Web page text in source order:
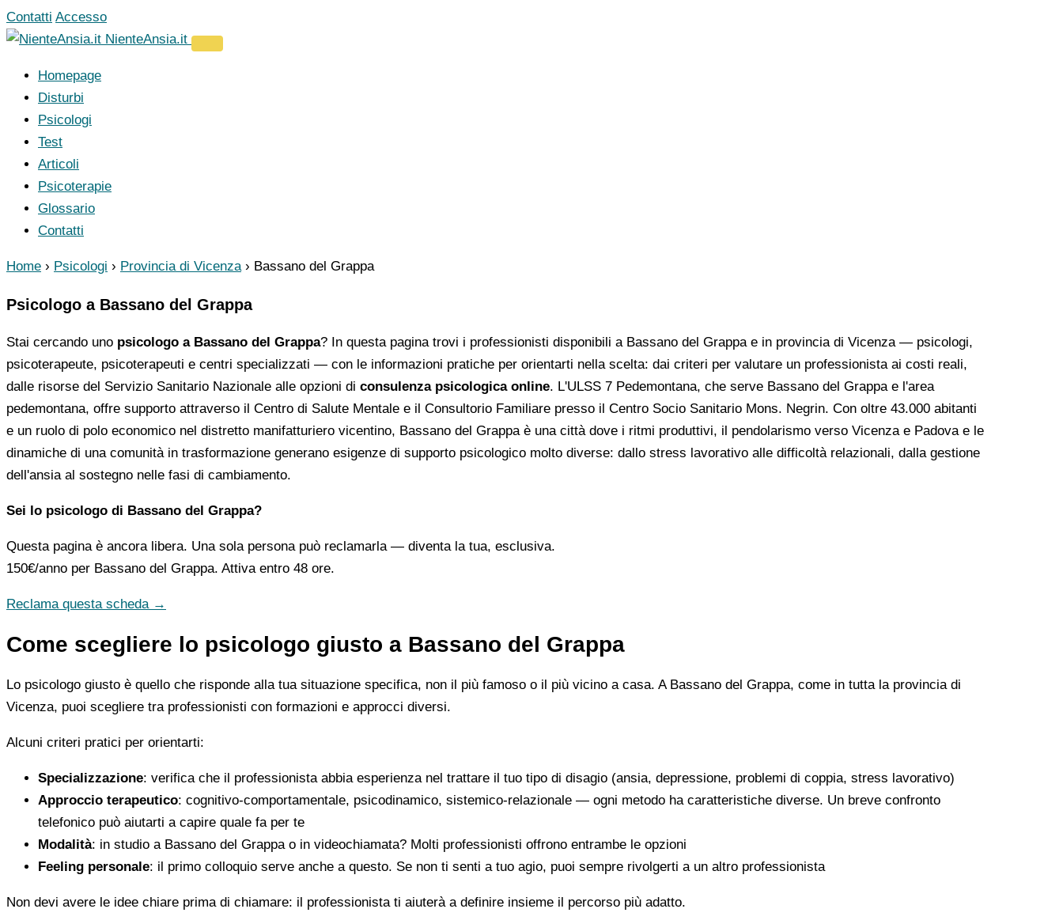
Vai
al
Contatti Accesso
NienteAnsia.it
Homepage
Disturbi
Psicologi
Test
Articoli
Psicoterapie
Glossario
Contatti
Home › Psicologi › Provincia di Vicenza › Bassano del Grappa
Psicologo a Bassano del Grappa
Stai cercando uno psicologo a Bassano del Grappa? In questa pagina trovi i professionisti disponibili a Bassano del Grappa e in provincia di Vicenza — psicologi,
psicoterapeute, psicoterapeuti e centri specializzati — con le informazioni pratiche per orientarti nella scelta: dai criteri per valutare un professionista ai costi reali,
dalle risorse del Servizio Sanitario Nazionale alle opzioni di consulenza psicologica online. L'ULSS 7 Pedemontana, che serve Bassano del Grappa e l'area
pedemontana, offre supporto attraverso il Centro di Salute Mentale e il Consultorio Familiare presso il Centro Socio Sanitario Mons. Negrin. Con oltre 43.000 abitanti
e un ruolo di polo economico nel distretto manifatturiero vicentino, Bassano del Grappa è una città dove i ritmi produttivi, il pendolarismo verso Vicenza e Padova e le
dinamiche di una comunità in trasformazione generano esigenze di supporto psicologico molto diverse: dallo stress lavorativo alle difficoltà relazionali, dalla gestione
dell'ansia al sostegno nelle fasi di cambiamento.
Sei lo psicologo di Bassano del Grappa?
Questa pagina è ancora libera. Una sola persona può reclamarla — diventa la tua, esclusiva.
150€/anno per Bassano del Grappa. Attiva entro 48 ore.
Reclama questa scheda →
Come scegliere lo psicologo giusto a Bassano del Grappa
Lo psicologo giusto è quello che risponde alla tua situazione specifica, non il più famoso o il più vicino a casa. A Bassano del Grappa, come in tutta la provincia di
Vicenza, puoi scegliere tra professionisti con formazioni e approcci diversi.
Alcuni criteri pratici per orientarti:
Specializzazione: verifica che il professionista abbia esperienza nel trattare il tuo tipo di disagio (ansia, depressione, problemi di coppia, stress lavorativo)
Approccio terapeutico: cognitivo-comportamentale, psicodinamico, sistemico-relazionale — ogni metodo ha caratteristiche diverse. Un breve confronto
telefonico può aiutarti a capire quale fa per te
Modalità: in studio a Bassano del Grappa o in videochiamata? Molti professionisti offrono entrambe le opzioni
Feeling personale: il primo colloquio serve anche a questo. Se non ti senti a tuo agio, puoi sempre rivolgerti a un altro professionista
Non devi avere le idee chiare prima di chiamare: il professionista ti aiuterà a definire insieme il percorso più adatto.